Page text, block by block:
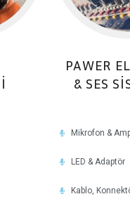
PAWER
& SES
Mikrofon &
LED & Adaptör
Kablo,